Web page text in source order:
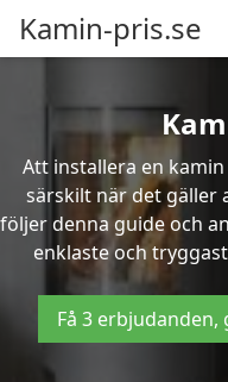
Kamin-pris.se
Att installera en
särskilt när det gäller
följer denna guide och
enklaste och
Få 3